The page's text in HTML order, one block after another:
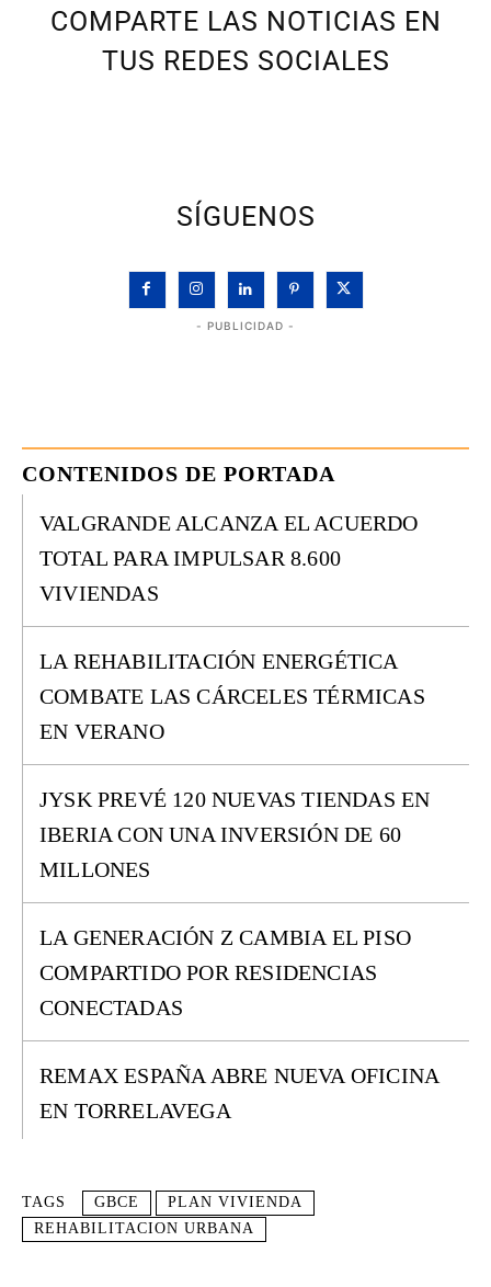
COMPARTE LAS NOTICIAS EN
TUS REDES SOCIALES
SÍGUENOS
- PUBLICIDAD -
CONTENIDOS DE PORTADA
VALGRANDE ALCANZA EL ACUERDO
TOTAL PARA IMPULSAR 8.600
VIVIENDAS
LA REHABILITACIÓN ENERGÉTICA
COMBATE LAS CÁRCELES TÉRMICAS
EN VERANO
JYSK PREVÉ 120 NUEVAS TIENDAS EN
IBERIA CON UNA INVERSIÓN DE 60
MILLONES
LA GENERACIÓN Z CAMBIA EL PISO
COMPARTIDO POR RESIDENCIAS
CONECTADAS
REMAX ESPAÑA ABRE NUEVA OFICINA
EN TORRELAVEGA
TAGS GBCE
PLAN VIVIENDA
REHABILITACION URBANA